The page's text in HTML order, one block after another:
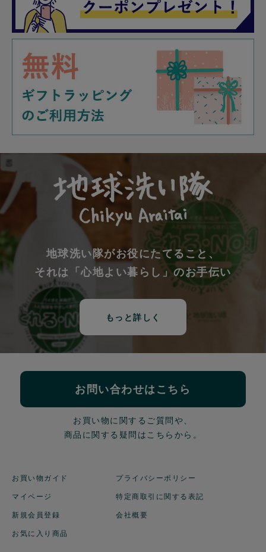
地球洗い隊がお役にたてること、
それは「心地よい暮らし」のお手伝い
もっと詳しく
お問い合わせはこちら
お買い物に関するご質問や、
商品に関する疑問はこちらから。
お買い物ガイド
マイページ
新規会員登録
お気に入り商品
プライバシーポリシー
特定商取引に関する表記
会社概要